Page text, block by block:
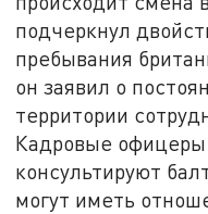
подчеркнул
пребывания
он заявил о
территории
Кадровые
консультируют
могут иметь